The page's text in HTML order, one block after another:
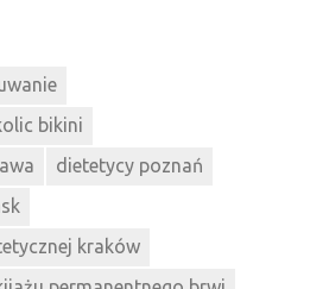
bikini
dietetycy poznań
kraków